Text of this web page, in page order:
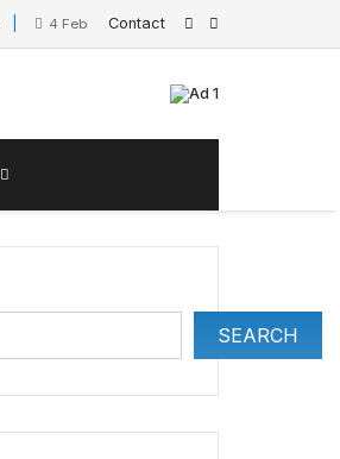
4 February 2025 Interview de Sacha
Contact
SEARCH